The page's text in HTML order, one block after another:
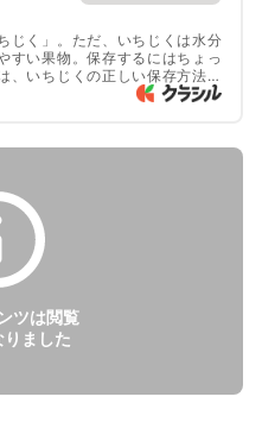
じく」。ただ、いちじくは水分
すい果物。保存するにはちょっ
、いちじくの正しい保存方法と
存したいちじくの食べ方やおい
ツは閲覧
りました